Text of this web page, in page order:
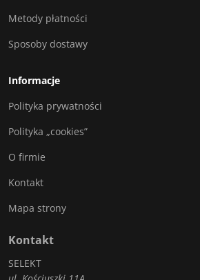
Metody płatności
Sposoby dostawy
Informacje
Polityka prywatności
Polityka „cookies”
O firmie
Kontakt
Mapa strony
Kontakt
SELEKT